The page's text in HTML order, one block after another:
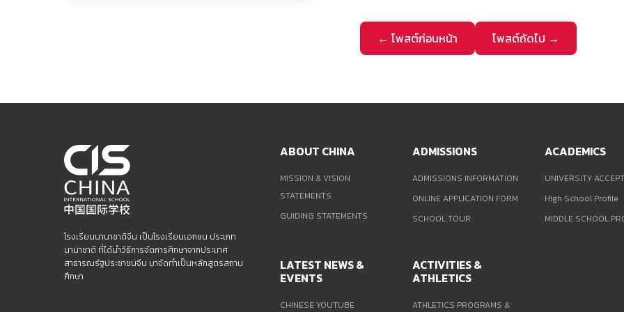
← โพสต์ก่อนหน้า โพสต์ถัดไป →
โรงเรียนนานาชาติจีน เป็นโรงเรียนเอกชน ประเภท
นานาชาติ ที่ได้นำวิธีการจัดการศึกษาจากประเทศ
สาธารณรัฐประชาชนจีน มาจัดทำเป็นหลักสูตรสถาน
ศึกษา
ABOUT CHINA
MISSION & VISION
STATEMENTS
GUIDING STATEMENTS
ADMISSIONS
ADMISSIONS INFORMATION
ONLINE APPLICATION FORM
SCHOOL TOUR
ACADEMICS
UNIVERSITY
High School Profile
MIDDLE SCHOOL
LATEST NEWS &
EVENTS
CHINESE YOUTUBE
ACTIVITIES &
ATHLETICS
ATHLETICS PROGRAMS &